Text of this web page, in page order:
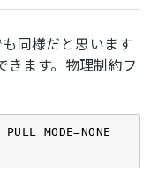
同様だと思います
ます。物理制約フ